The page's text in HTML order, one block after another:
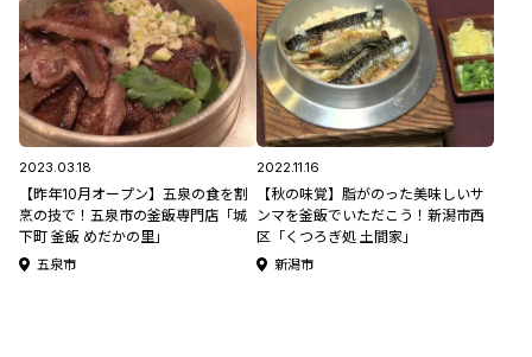
2023.03.18
【昨年10月オープン】五泉の食を割
烹の技で！五泉市の釜飯専門店「城
下町 釜飯 めだかの里」
五泉市
2022.11.16
【秋の味覚】脂がのった美味しいサ
ンマを釜飯でいただこう！新潟市西
区「くつろぎ処 土間家」
新潟市